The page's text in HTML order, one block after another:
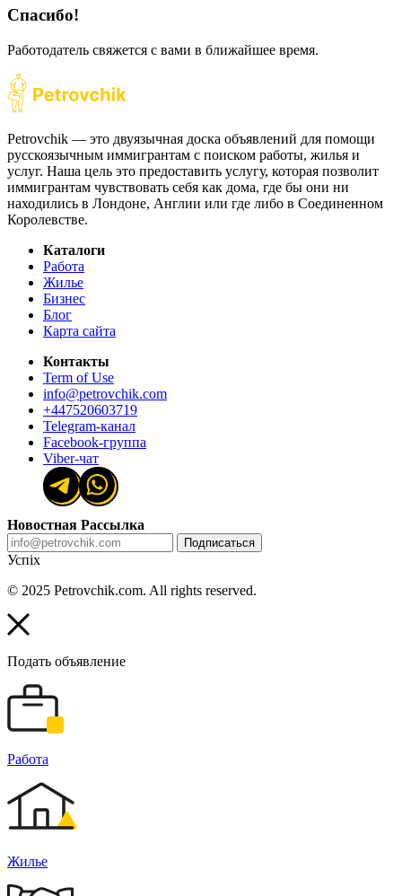
Спасибо!
Работодатель свяжется с вами в ближайшее время.
Petrovchik — это двуязычная доска объявлений для помощи
русскоязычным иммигрантам с поиском работы, жилья и
услуг. Наша цель это предоставить услугу, которая позволит
иммигрантам чувствовать себя как дома, где бы они ни
находились в Лондоне, Англии или где либо в Соединенном
Королевстве.
Каталоги
Работа
Жилье
Бизнес
Блог
Карта сайта
Контакты
Term of Use
info@petrovchik.com
+447520603719
Telegram-канал
Facebook-группа
Viber-чат
Новостная Рассылка
Подписаться
Успіх
© 2025 Petrovchik.com. All rights reserved.
Подать объявление
Работа
Жилье